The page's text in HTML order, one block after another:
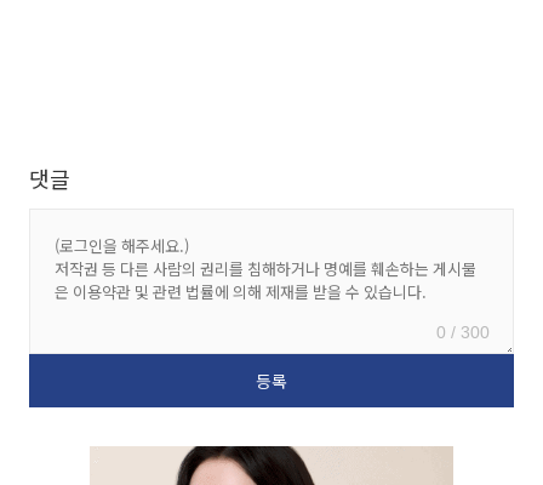
댓글
0 / 300